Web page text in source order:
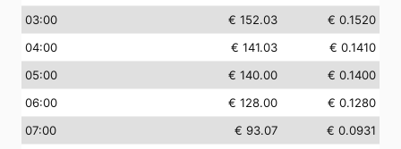
03:00 € 152.03
€ 0.1520
04:00 € 141.03
€ 0.1410
05:00 € 140.00
€ 0.1400
06:00 € 128.00
€ 0.1280
07:00 € 93.07
€ 0.0931